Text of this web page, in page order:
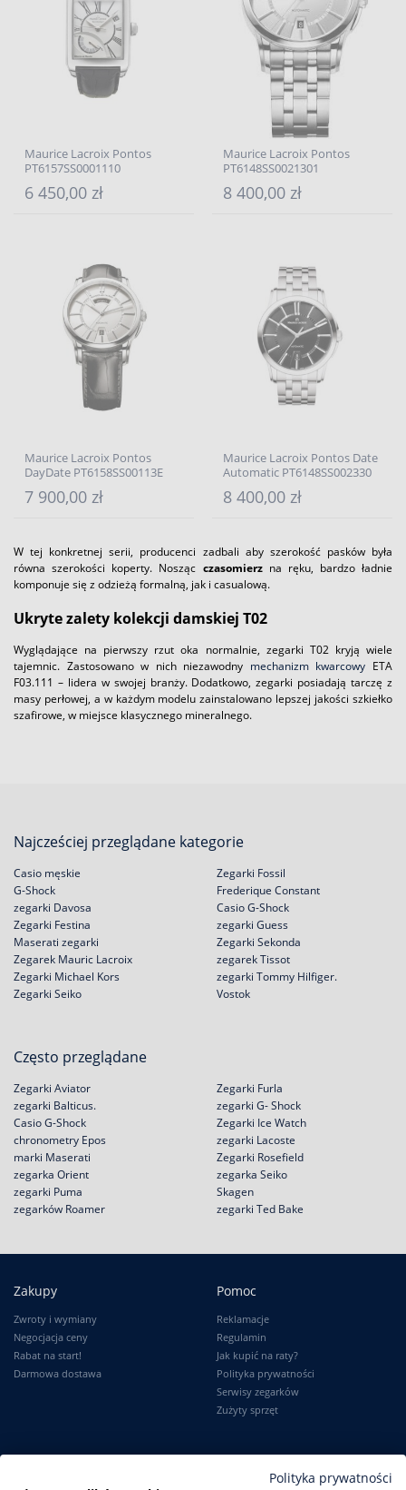
Maurice Lacroix Pontos
PT6157SS0001110
6 450,00 zł
Maurice Lacroix Pontos
PT6148SS0021301
8 400,00 zł
Maurice Lacroix Pontos
DayDate PT6158SS00113E
7 900,00 zł
Maurice Lacroix Pontos Date
Automatic PT6148SS002330
8 400,00 zł
W tej konkretnej serii, producenci zadbali aby szerokość pasków była
równa szerokości koperty. Nosząc czasomierzna ręku, bardzo ładnie
komponuje się z odzieżą formalną, jak i casualową.
Ukryte zalety kolekcji damskiej T02
Wyglądające na pierwszy rzut oka normalnie, zegarki T02 kryją wiele
tajemnic. Zastosowano w nich niezawodny mechanizm kwarcowy ETA
F03.111 – lidera w swojej branży. Dodatkowo, zegarki posiadają tarczę z
masy perłowej, a w każdym modelu zainstalowano lepszej jakości szkiełko
szafirowe, w miejsce klasycznego mineralnego.
Najcześciej przeglądane kategorie
Casio męskie
G-Shock
zegarki Davosa
Zegarki Festina
Zegarki Fossil
Frederique Constant
Casio G-Shock
zegarki Guess
Maserati zegarki
Zegarek Mauric Lacroix
Zegarki Michael Kors
Zegarki Seiko
Zegarki Sekonda
zegarek Tissot
zegarki Tommy Hilfiger.
Vostok
Często przeglądane
Zegarki Aviator
zegarki Balticus.
Casio G-Shock
chronometry Epos
Zegarki Furla
zegarki G- Shock
Zegarki Ice Watch
zegarki Lacoste
marki Maserati
zegarka Orient
zegarki Puma
zegarków Roamer
Zegarki Rosefield
zegarka Seiko
Skagen
zegarki Ted Bake
Zakupy
Zwroty i wymiany
Negocjacja ceny
Rabat na start!
Darmowa dostawa
Pomoc
Reklamacje
Regulamin
Jak kupić na raty?
Polityka prywatności
Serwisy zegarków
Zużyty sprzęt
InformacjePolityka prywatności